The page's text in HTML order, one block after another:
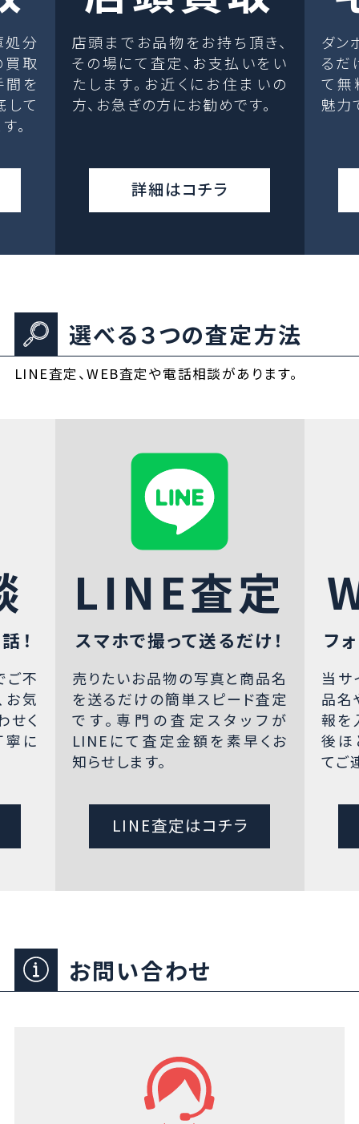
処分
取
間を
して
。
店頭までお品物をお持ち頂き、
その場にて査定、お支払いをい
たします。お近くにお住まいの
方、お急ぎの方にお勧めです。
詳細はコチラ
ダン
るだ
て無
魅力
選べる３つの査定方法
LINE査定、WEB査定や電話相談があります。
！
ご不
お気
せく
寧に
LINE査定
スマホで撮って送るだけ！
売りたいお品物の写真と商品名
を送るだけの簡単スピード査定
です。専門の査定スタッフが
LINEにて査定金額を素早くお
知らせします。
LINE査定はコチラ
フ
当サ
品名
報を
後ほ
てご
お問い合わせ